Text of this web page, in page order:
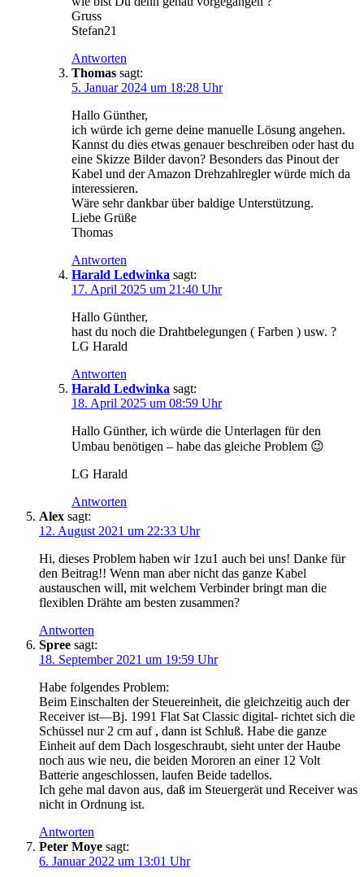
Gruss
Stefan21
Antworten
Thomas sagt:
5. Januar 2024 um 18:28 Uhr
Hallo Günther,
ich würde ich gerne deine manuelle Lösung angehen.
Kannst du dies etwas genauer beschreiben oder hast du
eine Skizze Bilder davon? Besonders das Pinout der
Kabel und der Amazon Drehzahlregler würde mich da
interessieren.
Wäre sehr dankbar über baldige Unterstützung.
Liebe Grüße
Thomas
Antworten
Harald Ledwinka sagt:
17. April 2025 um 21:40 Uhr
Hallo Günther,
hast du noch die Drahtbelegungen ( Farben ) usw. ?
LG Harald
Antworten
Harald Ledwinka sagt:
18. April 2025 um 08:59 Uhr
Hallo Günther, ich würde die Unterlagen für den
Umbau benötigen – habe das gleiche Problem 😉
LG Harald
Antworten
Alex sagt:
12. August 2021 um 22:33 Uhr
Hi, dieses Problem haben wir 1zu1 auch bei uns! Danke für
den Beitrag!! Wenn man aber nicht das ganze Kabel
austauschen will, mit welchem Verbinder bringt man die
flexiblen Drähte am besten zusammen?
Antworten
Spree sagt:
18. September 2021 um 19:59 Uhr
Habe folgendes Problem:
Beim Einschalten der Steuereinheit, die gleichzeitig auch der
Receiver ist—Bj. 1991 Flat Sat Classic digital- richtet sich die
Schüssel nur 2 cm auf , dann ist Schluß. Habe die ganze
Einheit auf dem Dach losgeschraubt, sieht unter der Haube
noch aus wie neu, die beiden Mororen an einer 12 Volt
Batterie angeschlossen, laufen Beide tadellos.
Ich gehe mal davon aus, daß im Steuergerät und Receiver was
nicht in Ordnung ist.
Antworten
Peter Moye sagt:
6. Januar 2022 um 13:01 Uhr